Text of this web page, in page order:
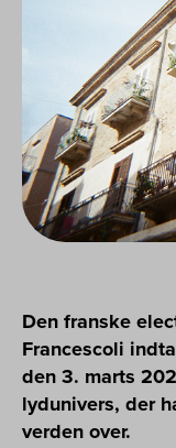
Den franske
Francescoli
den 3. marts
lydunivers, der
verden over.